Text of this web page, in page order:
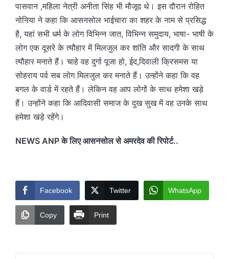
पासवान ,महिला नेत्री अनीता सिंह भी मौजूद थे। इस दौरान रोहित
नोनिया ने कहा कि आसनसोल भाईचारा का शहर के नाम से प्रसिद्ध
है, यहां सभी धर्म के लोग विभिन्न जात, विभिन्न समुदाय, भाषा- भाषी के
लोग एक दूसरे के त्यौहार में मिलजुल कर शांति और सादगी के साथ
त्यौहार मनाते हैं। चाहे वह दुर्गा पूजा हो, ईद,दिवाली क्रिसमस या
सोहराय पर्व सब लोग मिलजुल कर मनाते हैं। उन्होंने कहा कि वह
बगल के वार्ड में रहते हैं। लेकिन वह आप लोगों के साथ हमेशा खड़े
हैं। उन्होंने कहा कि आदिवासी समाज के दुख सुख में वह उनके साथ
हमेशा खड़े रहेंगे।
NEWS ANP के लिए आसनसोल से अमरदेव की रिपोर्ट..
Facebook Twitter WhatsApp
Copy Print